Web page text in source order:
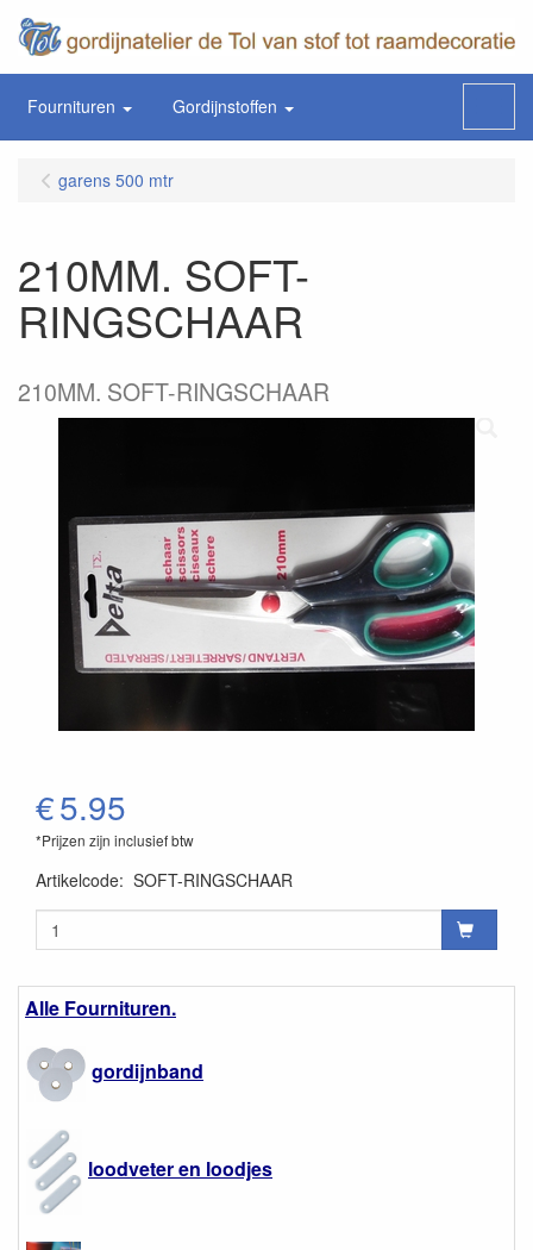
Fournituren Gordijnstoffen
Alle Fournituren.
gordijnband
loodveter en loodjes
garens 500 mtr
210MM. SOFT-
RINGSCHAAR
210MM. SOFT-RINGSCHAAR
€5.95
*Prijzen zijn inclusief btw
Artikelcode: SOFT-RINGSCHAAR